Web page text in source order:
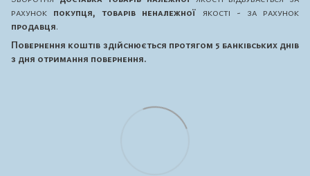
рахунок покупця, товарів неналежної якості - за рахунок
продавця.
Повернення коштів здійснюється протягом 5 банківських днів
з дня отримання повернення.